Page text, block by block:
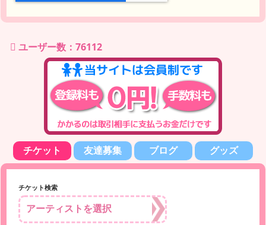
ユーザー数：76112
チケット 友達募集 ブログ グッズ
チケット検索